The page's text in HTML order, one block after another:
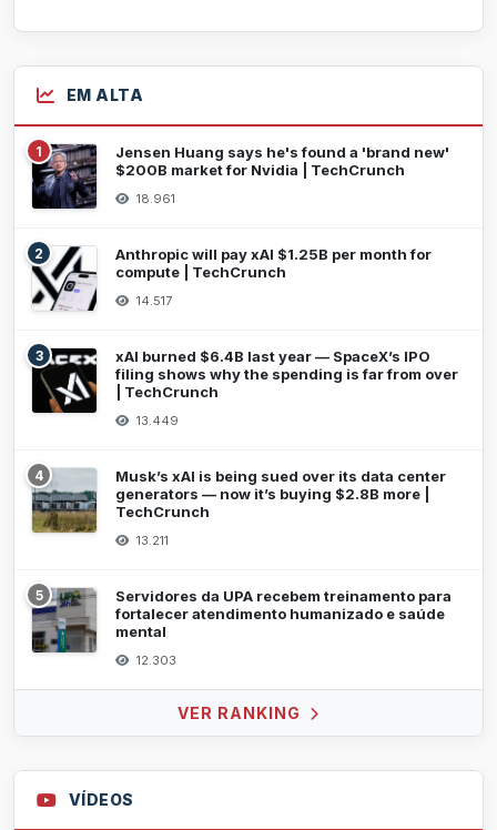
EM ALTA
1
Jensen Huang says he's found a 'brand new'
$200B market for Nvidia | TechCrunch
18.961
2
Anthropic will pay xAI $1.25B per month for
compute | TechCrunch
14.517
3
xAI burned $6.4B last year — SpaceX’s IPO
filing shows why the spending is far from over
| TechCrunch
13.449
4
Musk’s xAI is being sued over its data center
generators — now it’s buying $2.8B more |
TechCrunch
13.211
5
Servidores da UPA recebem treinamento para
fortalecer atendimento humanizado e saúde
mental
12.303
VER RANKING
VÍDEOS